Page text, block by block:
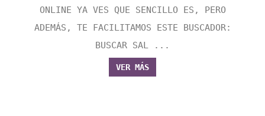
ONLINE YA VES QUE SENCILLO ES, PERO
ADEMÁS, TE FACILITAMOS ESTE BUSCADOR:
BUSCAR SAL ...
VER MÁS